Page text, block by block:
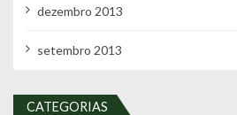
dezembro 2013
setembro 2013
CATEGORIAS